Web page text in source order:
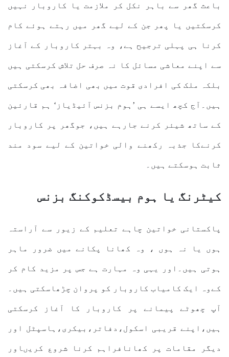
باعث گھر سے باہر نکل کر ملازمت یا کاروبار نہیں
کرسکتیں یا پھر جن کے لیے گھر میں رہتے ہوئے کام
کرنا ہی پہلی ترجیح ہے، وہ بہتر کاروبار کے آغاز
سے اپنے معاشی مسائل کا نہ صرف حل تلاش کرسکتی ہیں
بلکہ ملک کی افرادی قوت میں بھی اضافہ بھی کرسکتی
ہیں۔آج کچھ ایسے ہی ’ہوم بزنس آئیڈیاز‘ ہم قارئین
کے ساتھ شیئر کرنے جارہے ہیں، جوگھر پر کاروبار
کرنےکا جذبہ رکھنے والی خواتین کے لیے سود مند
ثابت ہوسکتے ہیں۔
کیٹرنگ یا ہوم بیسڈکوکنگ بزنس
پاکستانی خواتین چاہے تعلیم کے زیور سے آراستہ
ہوں یا نہ ہوں ، وہ کھانا پکانے میں ضرور ماہر
ہوتی ہیں۔اور یہی وہ مہارت ہے جس پر مزید کام کر
کےوہ ایک کامیاب کاروبار کو پروان چڑھاسکتی ہیں۔
آپ چھوٹے پیمانے پر کاروبار کا آغاز کرسکتی
ہیں،اپنے قریبی اسکول،دفاتر،بیکری،ہاسپٹل اور
دیگر مقامات پر کھانافراہم کرنا شروع کریںاور